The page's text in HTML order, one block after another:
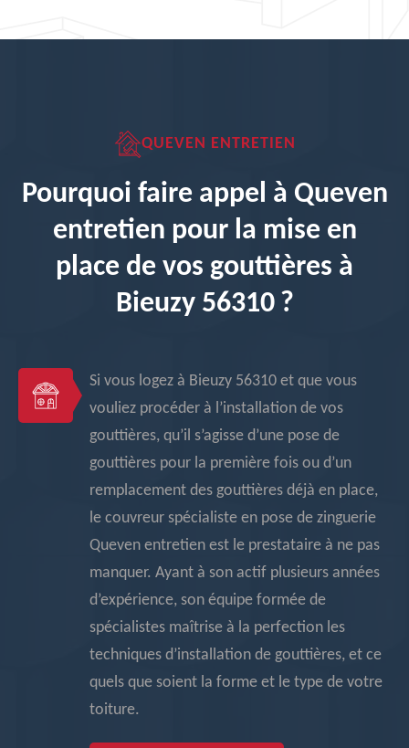
QUEVEN ENTRETIEN
Pourquoi faire appel à Queven
entretien pour la mise en
place de vos gouttières à
Bieuzy 56310 ?
Si vous logez à Bieuzy 56310 et que vous
vouliez procéder à l’installation de vos
gouttières, qu’il s’agisse d’une pose de
gouttières pour la première fois ou d’un
remplacement des gouttières déjà en place,
le couvreur spécialiste en pose de zinguerie
Queven entretien est le prestataire à ne pas
manquer. Ayant à son actif plusieurs années
d’expérience, son équipe formée de
spécialistes maîtrise à la perfection les
techniques d’installation de gouttières, et ce
quels que soient la forme et le type de votre
toiture.